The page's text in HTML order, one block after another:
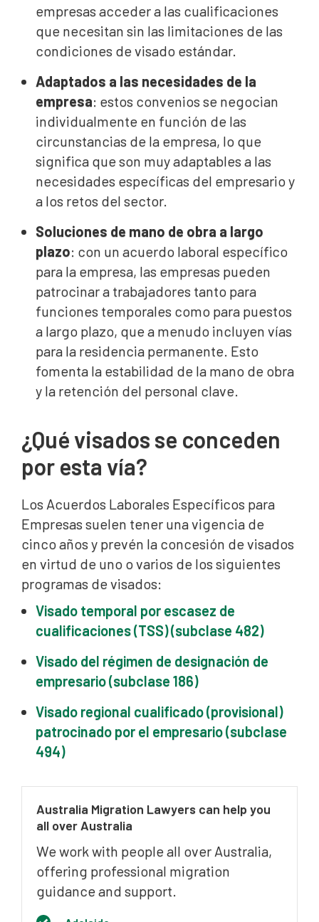
empresas acceder a las cualificaciones
que necesitan sin las limitaciones de las
condiciones de visado estándar.
Adaptados a las necesidades de la
empresa: estos convenios se negocian
individualmente en función de las
circunstancias de la empresa, lo que
significa que son muy adaptables a las
necesidades específicas del empresario y
a los retos del sector.
Soluciones de mano de obra a largo
plazo: con un acuerdo laboral específico
para la empresa, las empresas pueden
patrocinar a trabajadores tanto para
funciones temporales como para puestos
a largo plazo, que a menudo incluyen vías
para la residencia permanente. Esto
fomenta la estabilidad de la mano de obra
y la retención del personal clave.
¿Qué visados se conceden
por esta vía?
Los Acuerdos Laborales Específicos para
Empresas suelen tener una vigencia de
cinco años y prevén la concesión de visados
en virtud de uno o varios de los siguientes
programas de visados:
Visado temporal por escasez de
cualificaciones (TSS) (subclase 482)
Visado del régimen de designación de
empresario (subclase 186)
Visado regional cualificado (provisional)
patrocinado por el empresario (subclase
494)
Australia Migration Lawyers can help you
all over Australia
We work with people all over Australia,
offering professional migration
guidance and support.